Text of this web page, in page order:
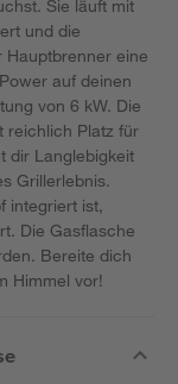
Sie läuft mit
und die
eine
auf deinen
von 6 kW. Die
reichlich Platz für
dir Langlebigkeit
Grillerlebnis.
integriert ist,
Die Gasflasche
Bereite dich
Himmel vor!